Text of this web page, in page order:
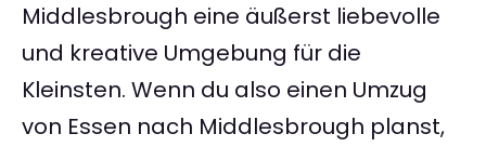
Middlesbrough eine äußerst liebevolle
und kreative Umgebung für die
Kleinsten. Wenn du also einen Umzug
von Essen nach Middlesbrough planst,